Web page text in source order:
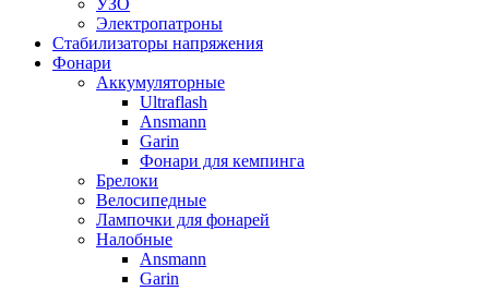
УЗО
Электропатроны
Стабилизаторы напряжения
Фонари
Аккумуляторные
Ultraflash
Ansmann
Garin
Фонари для кемпинга
Брелоки
Велосипедные
Лампочки для фонарей
Налобные
Ansmann
Garin